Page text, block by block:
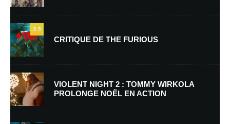
9.5
CRITIQUE DE THE FURIOUS
VIOLENT NIGHT 2 : TOMMY WIRKOLA
PROLONGE NOËL EN ACTION